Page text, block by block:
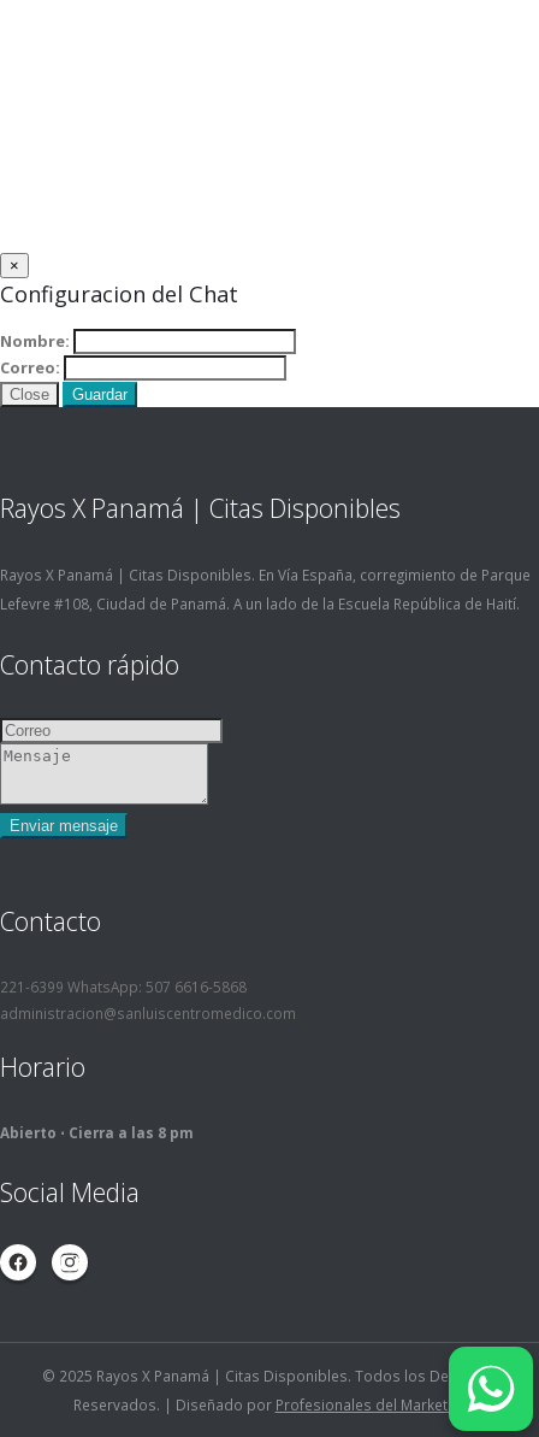
×
Configuracion del Chat
Nombre:
Correo:
Close Guardar
Rayos X Panamá | Citas Disponibles
Rayos X Panamá | Citas Disponibles. En Vía España, corregimiento de Parque
Lefevre #108, Ciudad de Panamá. A un lado de la Escuela República de Haití.
Contacto rápido
Contacto
221-6399 WhatsApp: 507 6616-5868
administracion@sanluiscentromedico.com
Horario
Abierto ⋅ Cierra a las 8 pm
Social Media
© 2025 Rayos X Panamá | Citas Disponibles. Todos los Derechos
Reservados. | Diseñado por Profesionales del Marketing